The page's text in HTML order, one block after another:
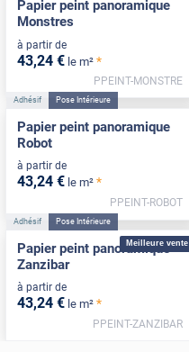
Papier peint panoramique
Monstres
à partir de
43,24 € le m² *
PPEINT-MONSTRE
Adhésif Pose Intérieure
Papier peint panoramique
Robot
à partir de
43,24 € le m² *
PPEINT-ROBOT
Meilleure vente
Adhésif Pose Intérieure
Papier peint panoramique
Zanzibar
à partir de
43,24 € le m² *
PPEINT-ZANZIBAR